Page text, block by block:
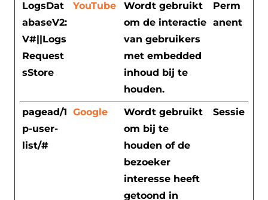
LogsDat
abaseV2:
V#||Logs
Request
sStore
YouTube
Wordt gebruikt
om de interactie
van gebruikers
met embedded
inhoud bij te
houden.
Perm
anent
pagead/1
p-user-
list/#
Google
Wordt gebruikt
om bij te
houden of de
bezoeker
interesse heeft
getoond in
Sessie